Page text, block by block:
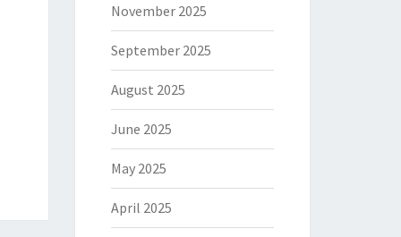
November 2025
September 2025
August 2025
June 2025
May 2025
April 2025